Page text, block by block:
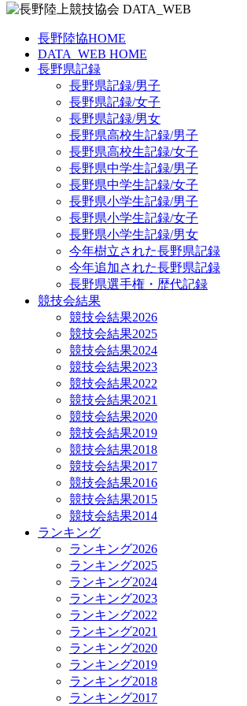
長野陸協HOME
DATA_WEB HOME
長野県記録
長野県記録/男子
長野県記録/女子
長野県記録/男女
長野県高校生記録/男子
長野県高校生記録/女子
長野県中学生記録/男子
長野県中学生記録/女子
長野県小学生記録/男子
長野県小学生記録/女子
長野県小学生記録/男女
今年樹立された長野県記録
今年追加された長野県記録
長野県選手権・歴代記録
競技会結果
競技会結果2026
競技会結果2025
競技会結果2024
競技会結果2023
競技会結果2022
競技会結果2021
競技会結果2020
競技会結果2019
競技会結果2018
競技会結果2017
競技会結果2016
競技会結果2015
競技会結果2014
ランキング
ランキング2026
ランキング2025
ランキング2024
ランキング2023
ランキング2022
ランキング2021
ランキング2020
ランキング2019
ランキング2018
ランキング2017